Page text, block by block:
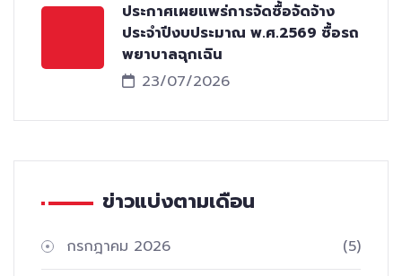
ประกาศเผยแพร่การจัดซื้อจัดจ้าง
ประจำปีงบประมาณ พ.ศ.2569 ซื้อรถ
พยาบาลฉุกเฉิน
23/07/2026
ข่าวแบ่งตามเดือน
กรกฎาคม 2026 (5)